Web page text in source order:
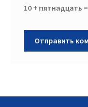
10 + пятнадцать =